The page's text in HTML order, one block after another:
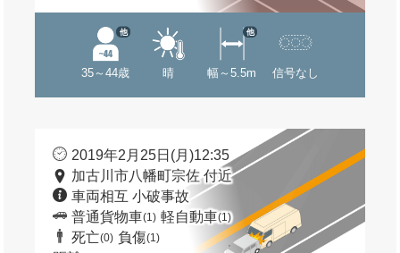
35～44歳
他
晴 幅～5.5m
他
信号なし
2019年2月25日(月)12:35
加古川市八幡町宗佐 付近
車両相互 小破事故
普通貨物車(1) 軽自動車(1)
死亡(0) 負傷(1)